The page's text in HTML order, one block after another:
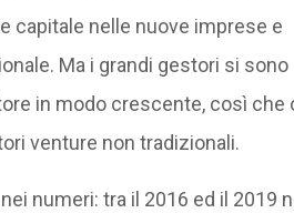
capitale nelle nuove imprese e
Ma i grandi gestori si sono
in modo crescente, così che
venture non tradizionali.
numeri: tra il 2016 ed il 2019